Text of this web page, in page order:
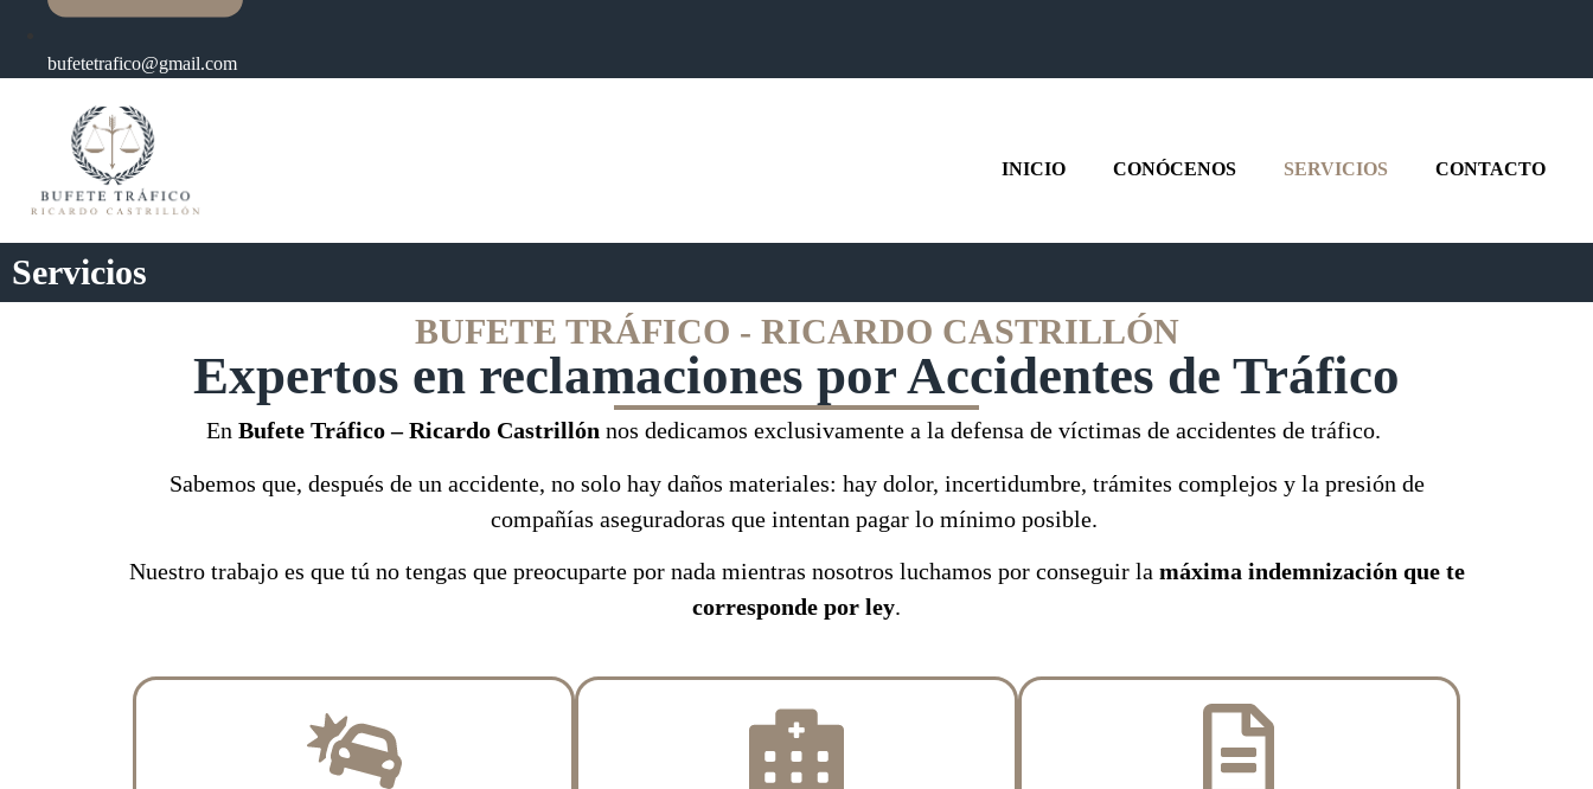
bufetetrafico@gmail.com
INICIO CONÓCENOS SERVICIOS CONTACTO
Servicios
BUFETE TRÁFICO - RICARDO CASTRILLÓN
Expertos en reclamaciones por Accidentes de Tráfico
En Bufete Tráfico – Ricardo Castrillón nos dedicamos exclusivamente a la defensa de víctimas de accidentes de tráfico.
Sabemos que, después de un accidente, no solo hay daños materiales: hay dolor, incertidumbre, trámites complejos y la presión de
compañías aseguradoras que intentan pagar lo mínimo posible.
Nuestro trabajo es que tú no tengas que preocuparte por nada mientras nosotros luchamos por conseguir la máxima indemnización que te
corresponde por ley.